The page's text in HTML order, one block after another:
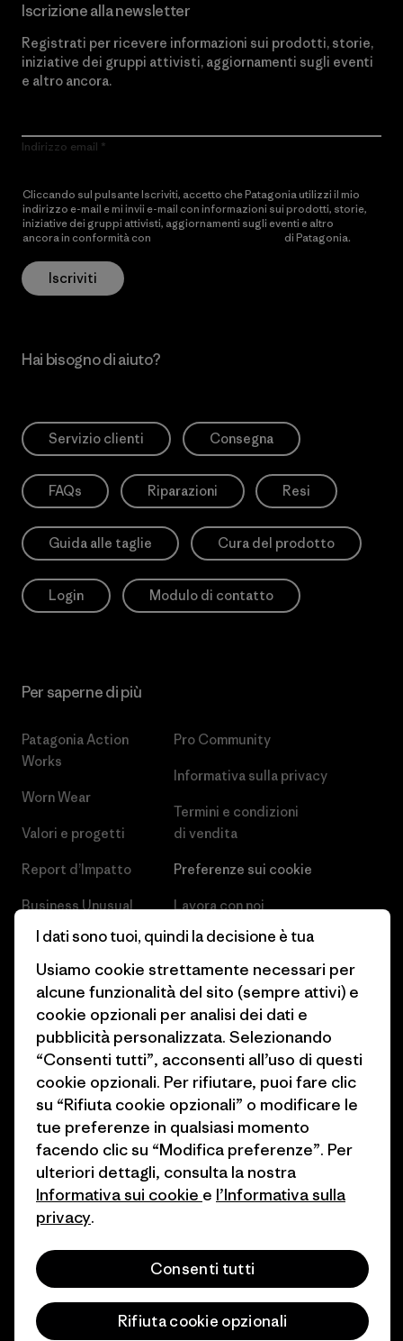
Iscrizione alla newsletter
Registrati per ricevere informazioni sui prodotti, storie,
iniziative dei gruppi attivisti, aggiornamenti sugli eventi
e altro ancora.
Indirizzo email
Cliccando sul pulsante Iscriviti, accetto che Patagonia utilizzi il mio
indirizzo e-mail e mi invii e-mail con informazioni sui prodotti, storie,
iniziative dei gruppi attivisti, aggiornamenti sugli eventi e altro
ancora in conformità con
di Patagonia.
Iscriviti
Hai bisogno di aiuto?
Servizio clienti Consegna
FAQs Riparazioni Resi
Guida alle taglie Cura del prodotto
Login Modulo di contatto
Per saperne di più
Patagonia Action
Works
Worn Wear
Valori e progetti
Report d’Impatto
Business Unusual
Obiettivi climatici
1% For The Planet
Come finanziamo
Buoni regalo
Trova un negozio
Pro Community
Informativa sulla privacy
Termini e condizioni
di vendita
Preferenze sui cookie
Lavora con noi
Stampa e media
Industry program
Programma di affiliazione
Patagonia Svizzera Mappa del
sito
© 2026 Patagonia, Inc. All Rights Reserved.
italiano
I dati sono tuoi, quindi la decisione è tua
Usiamo cookie strettamente necessari per
alcune funzionalità del sito (sempre attivi) e
cookie opzionali per analisi dei dati e
pubblicità personalizzata. Selezionando
“Consenti tutti”, acconsenti all’uso di questi
cookie opzionali. Per rifiutare, puoi fare clic
su “Rifiuta cookie opzionali” o modificare le
tue preferenze in qualsiasi momento
facendo clic su “Modifica preferenze”. Per
ulteriori dettagli, consulta la nostra
Informativa sui cookie e l’Informativa sulla
privacy.
Consenti tutti
Rifiuta cookie opzionali